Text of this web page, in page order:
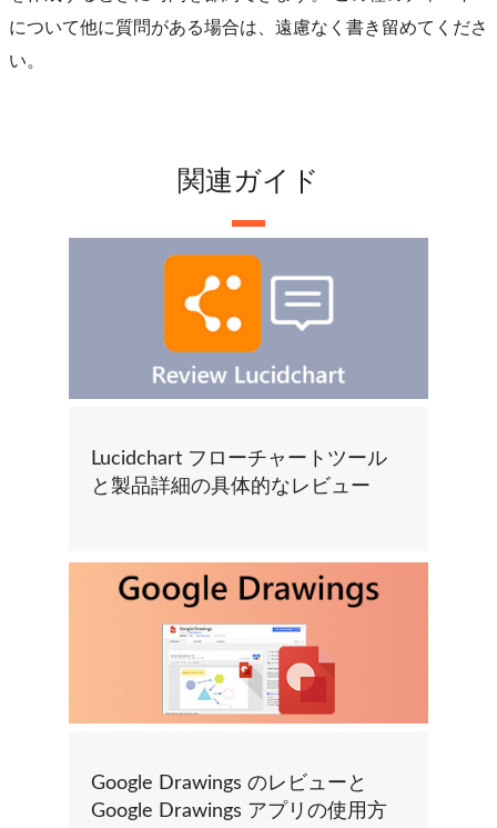
について他に質問がある場合は、遠慮なく書き留めてくださ
い。
関連ガイド
Lucidchart フローチャートツール
と製品詳細の具体的なレビュー
Google Drawings のレビューと
Google Drawings アプリの使用方